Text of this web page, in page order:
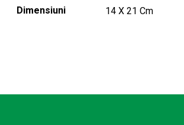
Dimensiuni 14 X 21 Cm